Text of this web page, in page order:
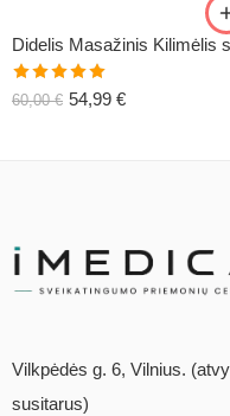
Įvertinimas:
5.00
60,00€ 54,99 €
Vilkpėdės g. 6, Vilnius.
susitarus)